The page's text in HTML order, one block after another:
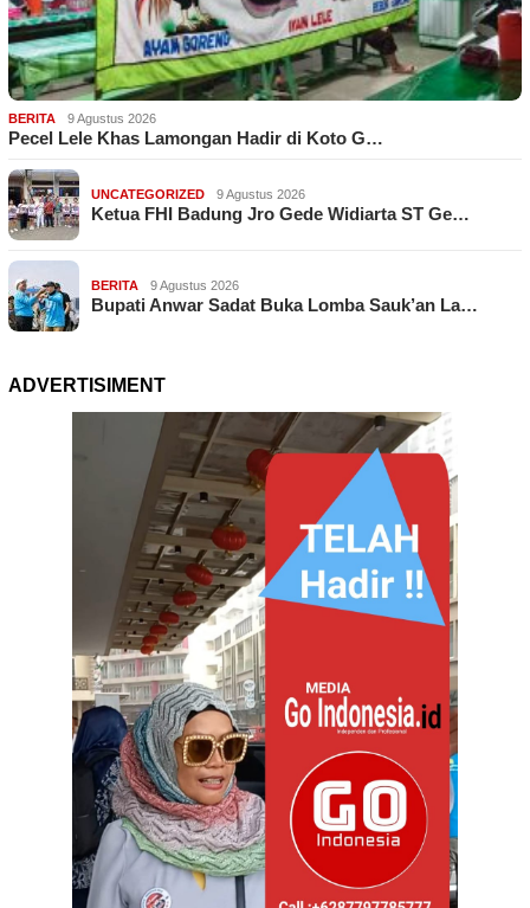
BERITA 9 Agustus 2026
Pecel Lele Khas Lamongan Hadir di Koto G…
UNCATEGORIZED 9 Agustus 2026
Ketua FHI Badung Jro Gede Widiarta ST Ge…
BERITA 9 Agustus 2026
Bupati Anwar Sadat Buka Lomba Sauk’an La…
ADVERTISIMENT